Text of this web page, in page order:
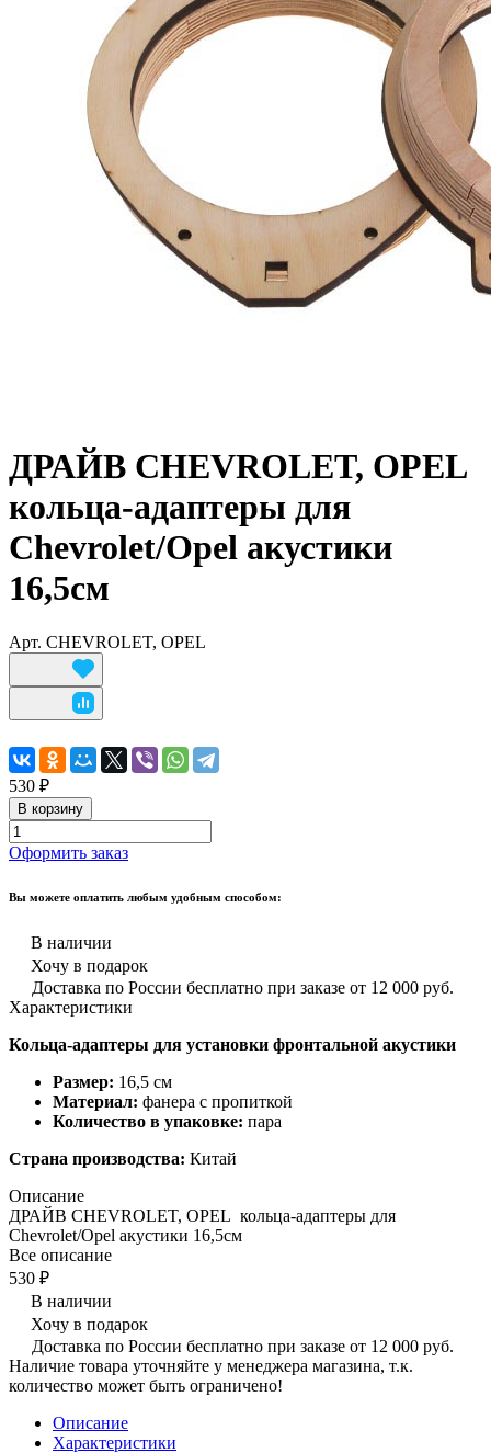
ДРАЙВ CHEVROLET, OPEL
кольца-адаптеры для
Chevrolet/Opel акустики
16,5см
Арт. CHEVROLET, OPEL
530 ₽
В корзину
Оформить заказ
Вы можете оплатить любым удобным способом:
В наличии
Хочу в подарок
Доставка по России бесплатно при заказе от 12 000 руб.
Характеристики
Кольца-адаптеры для установки фронтальной акустики
Размер: 16,5 см
Материал: фанера с пропиткой
Количество в упаковке: пара
Страна производства: Китай
Описание
ДРАЙВ CHEVROLET, OPEL кольца-адаптеры для
Chevrolet/Opel акустики 16,5см
Все описание
530 ₽
В наличии
Хочу в подарок
Доставка по России бесплатно при заказе от 12 000 руб.
Наличие товара уточняйте у менеджера магазина, т.к.
количество может быть ограничено!
Описание
Характеристики